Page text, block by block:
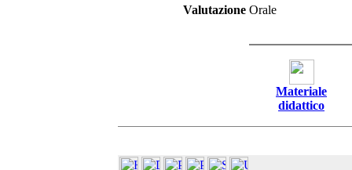
Valutazione Orale
Materiale
didattico